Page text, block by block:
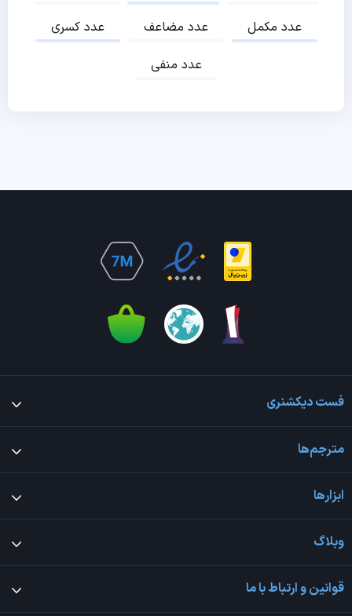
عدد کسری
عدد مضاعف
عدد مکمل
عدد منفی
فست دیکشنری
مترجم‌ها
ابزارها
وبلاگ
قوانین و ارتباط با ما